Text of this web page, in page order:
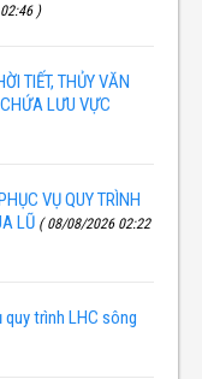
)
TIẾT, THỦY VĂN
LƯU VỰC
VỤ QUY TRÌNH
LŨ ( 08/08/2026 02:22
quy trình LHC sông